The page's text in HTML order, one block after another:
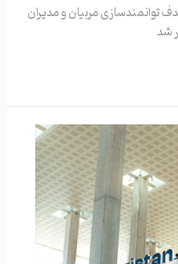
توانمندسازی مربیان و مدیران
شد